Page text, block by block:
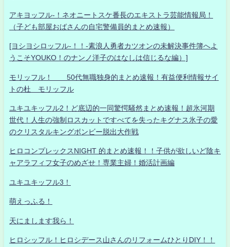
アキヨッフル-！ネオニートスケ番長のエキストラ芸能情報局！
（子ども部屋おばさんの自宅警備員的まとめ速報）
[ヨシヨシロッフル-！！-素浪人勇者カツオンの未解決事件簿へよ
うこそYOUKO！のナンノ洋子のはなしは信じるな編）]
モリッフル！ 50代無職独身的まとめ速報！有益便利情報サイ
トの杜 モリッフル
ユキユキッフル2！ど底辺的一同驚愕騒然まとめ速報！超氷河期
世代！人生の強制ロスカットですべてを失ったキグナス氷子の愛
のクリスタルキングボンビー脱出大作戦
ヒロコンプレックスNIGHT 的まとめ速報！！子供が欲しいど陰キ
ャアラフィフ女子のめざせ！専業主婦！婚活計画編
ユキユキッフル3！
萌えっふる！
天にまします我ら！
ヒロシッフル！ヒロシデース山さんのリフォームひとりDIY！！